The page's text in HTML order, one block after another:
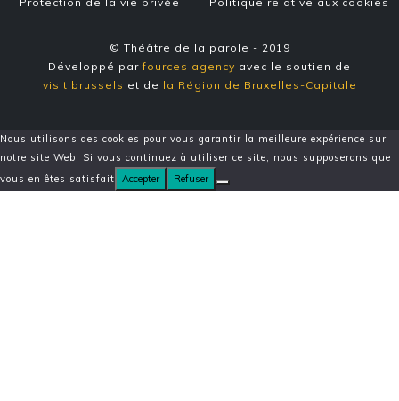
© Théâtre de la parole - 2019
Développé parfources agency avec le soutien de
visit.brussels et de la Région de Bruxelles-Capitale
Nous utilisons des cookies pour vous garantir la meilleure expérience sur
notre site Web. Si vous continuez à utiliser ce site, nous supposerons que
vous en êtes satisfait
Accepter Refuser